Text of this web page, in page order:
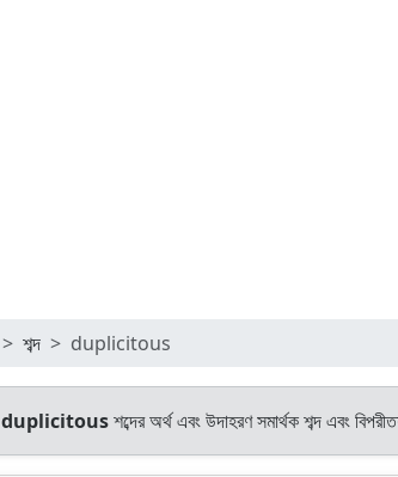
শব্দ duplicitous
duplicitousশব্দের অর্থ এবং উদাহরণ সমার্থক শব্দ এবং